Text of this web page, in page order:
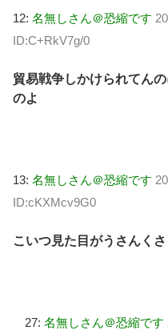
12: 名無しさん＠恐縮です
ID:C+RkV7g/0
貿易戦争しかけられてん
のよ
13: 名無しさん＠恐縮です
ID:cKXMcv9G0
こいつ見た目がうさんく
27: 名無しさん＠恐縮です